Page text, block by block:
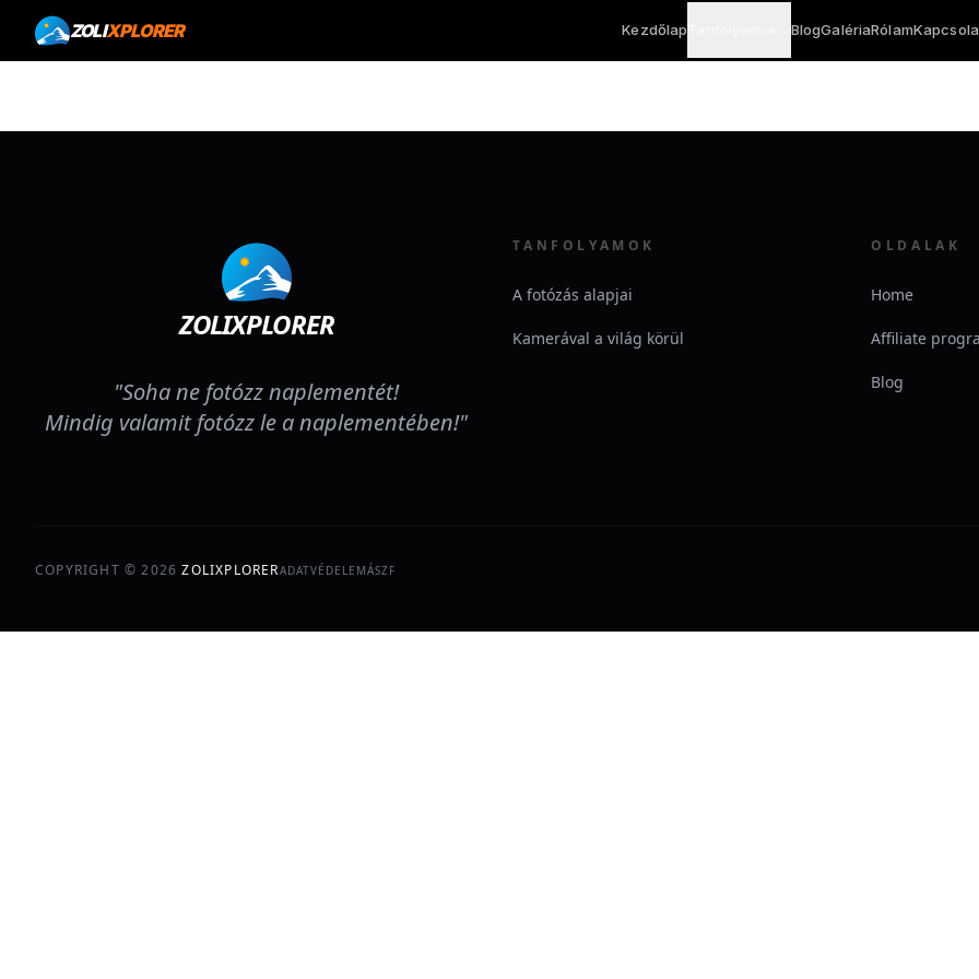
ZOLIXPLORER Kezdőlap BlogGalériaRólam
ZOLIXPLORER
"Soha ne fotózz naplementét!
Mindig valamit fotózz le a naplementében!"
TANFOLYAMOK
A fotózás alapjai
Kamerával a világ körül
OLDALAK
Home
Affiliate
Blog
COPYRIGHT ©2026 ZOLIXPLORERADATVÉDELEMÁSZF